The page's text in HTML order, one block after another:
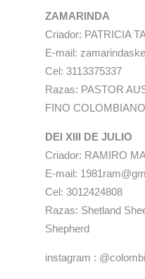
ZAMARINDA
Criador: PATRICIA
E-mail:
Cel: 3113375337
Razas: PASTOR
FINO COLOMBIANO
DEl XIII DE JULIO
Criador: RAMIRO
E-mail:
Cel: 3012424808
Razas: Shetland
Shepherd
instagram :